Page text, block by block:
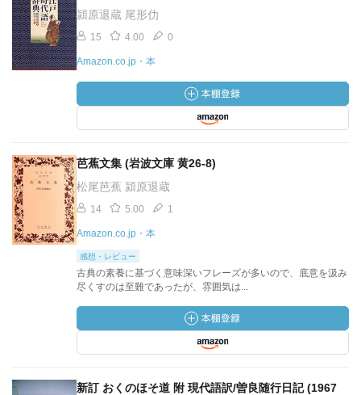
潁原退蔵 尾形仂
15 4.00 0
Amazon.co.jp・本
芭蕉文集 (岩波文庫 黄26-8)
松尾芭蕉 潁原退蔵
14 5.00 1
Amazon.co.jp・本
感想・レビュー
古典の素養に基づく意味深いフレーズが多いので、底意を汲み
尽くすのは至難であったが、雰囲気は...
新訂 おくのほそ道 附 現代語訳/曽良随行日記 (1967